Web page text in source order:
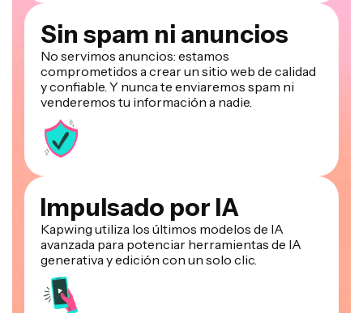
Sin spam ni anuncios
No servimos anuncios: estamos
comprometidos a crear un sitio web de calidad
y confiable. Y nunca te enviaremos spam ni
venderemos tu información a nadie.
Impulsado por IA
Kapwing utiliza los últimos modelos de IA
avanzada para potenciar herramientas de IA
generativa y edición con un solo clic.